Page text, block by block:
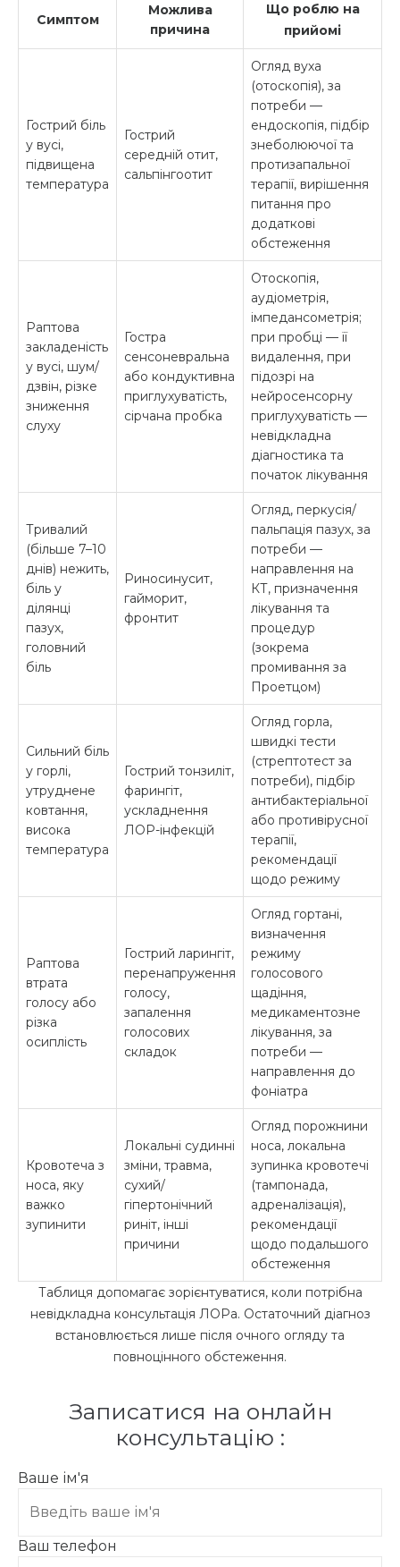
Симптом
Можлива
причина
Що роблю на
прийомі
Гострий біль
у вусі,
підвищена
температура
Гострий
середній отит,
сальпінгоотит
Огляд вуха
(отоскопія), за
потреби —
ендоскопія, підбір
знеболюючої та
протизапальної
терапії, вирішення
питання про
додаткові
обстеження
Раптова
закладеність
у вусі, шум/
дзвін, різке
зниження
слуху
Гостра
сенсоневральна
або кондуктивна
приглухуватість,
сірчана пробка
Отоскопія,
аудіометрія,
імпедансометрія;
при пробці — її
видалення, при
підозрі на
нейросенсорну
приглухуватість —
невідкладна
діагностика та
початок лікування
Тривалий
(більше 7–10
днів) нежить,
біль у
ділянці
пазух,
головний
біль
Риносинусит,
гайморит,
фронтит
Огляд, перкусія/
пальпація пазух, за
потреби —
направлення на
КТ, призначення
лікування та
процедур
(зокрема
промивання за
Проетцом)
Сильний біль
у горлі,
утруднене
ковтання,
висока
температура
Гострий тонзиліт,
фарингіт,
ускладнення
ЛОР-інфекцій
Огляд горла,
швидкі тести
(стрептотест за
потреби), підбір
антибактеріальної
або противірусної
терапії,
рекомендації
щодо режиму
Раптова
втрата
голосу або
різка
осиплість
Гострий ларингіт,
перенапруження
голосу,
запалення
голосових
складок
Огляд гортані,
визначення
режиму
голосового
щадіння,
медикаментозне
лікування, за
потреби —
направлення до
фоніатра
Кровотеча з
носа, яку
важко
зупинити
Локальні судинні
зміни, травма,
сухий/
гіпертонічний
риніт, інші
причини
Огляд порожнини
носа, локальна
зупинка кровотечі
(тампонада,
адреналізація),
рекомендації
щодо подальшого
обстеження
Таблиця допомагає зорієнтуватися, коли потрібна
невідкладна консультація ЛОРа. Остаточний діагноз
встановлюється лише після очного огляду та
повноцінного обстеження.
Записатися на онлайн
консультацію :
Ваше ім'я
Ваш телефон